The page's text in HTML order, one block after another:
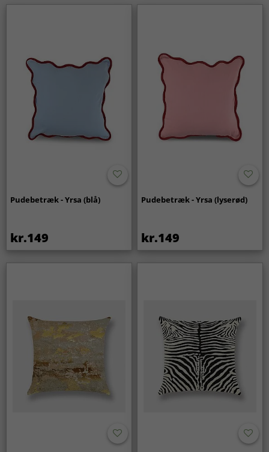
Pudebetræk - Yrsa (blå)
kr.149
Pudebetræk - Yrsa (lyserød)
kr.149